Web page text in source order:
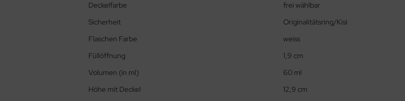
Deckelfarbe
frei wählbar
Sicherheit
Originalitätsring/Kisi
Flaschen Farbe
weiss
Füllöffnung
1,9 cm
Volumen (in ml)
60 ml
Höhe mit Deckel
12,9 cm